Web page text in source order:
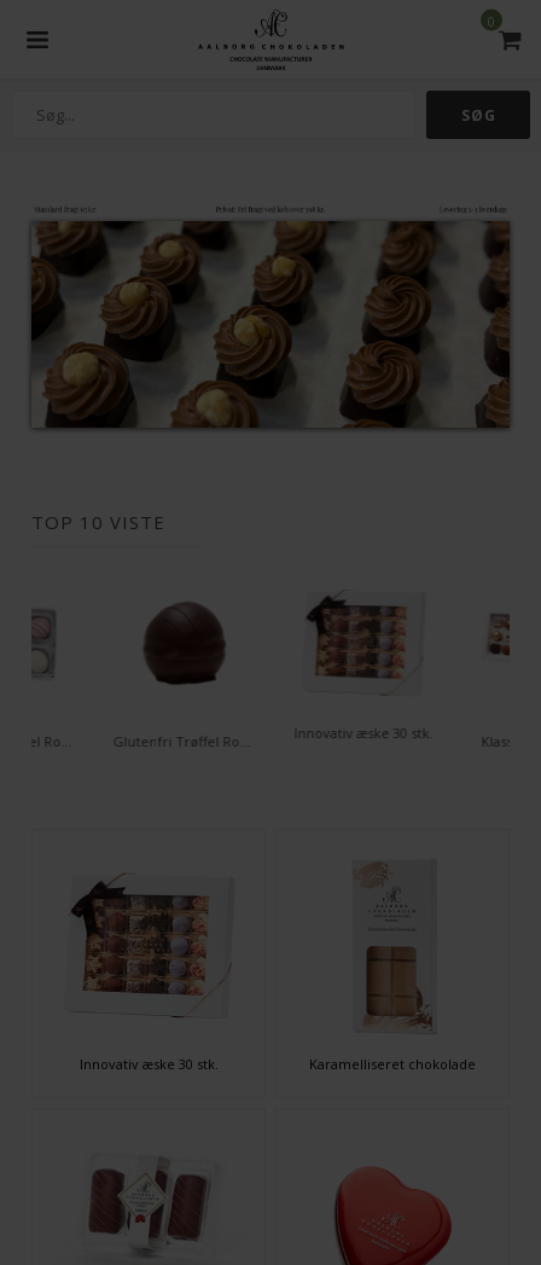
0
TOP 10 VISTE
Innovativ æske 30 stk. Klassisk
Innovativ æske 30 stk. Karamelliseret chokolade